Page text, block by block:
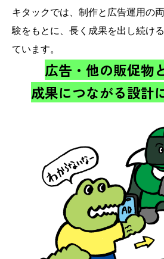
キタックでは、制作と広告運用の
験をもとに、長く成果を出し続け
ています。
広告・他の販促物
成果につながる設計